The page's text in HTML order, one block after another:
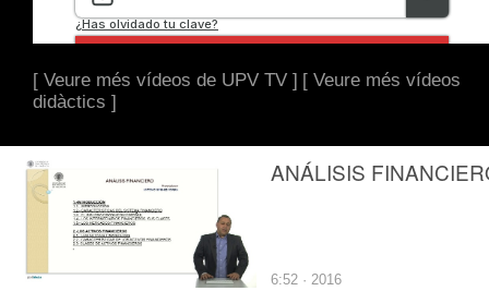
[ Veure més vídeos de UPV TV ] [ Veure més vídeos
didàctics ]
ANÁLISIS
6:52 · 2016